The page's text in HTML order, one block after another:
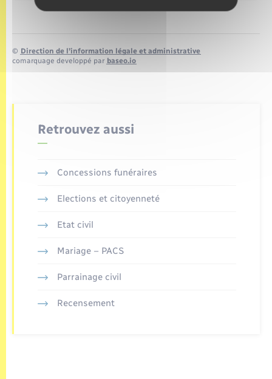
© Direction de l’information légale et administrative
comarquage developpé par baseo.io
Retrouvez aussi
Concessions funéraires
Elections et citoyenneté
Etat civil
Mariage – PACS
Parrainage civil
Recensement